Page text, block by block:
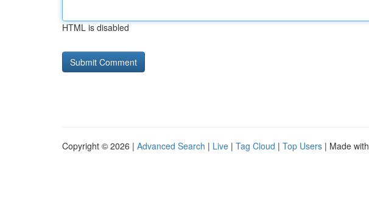
HTML is disabled
Copyright © 2026 | Advanced Search | Live | Tag Cloud | Top Users | Made with